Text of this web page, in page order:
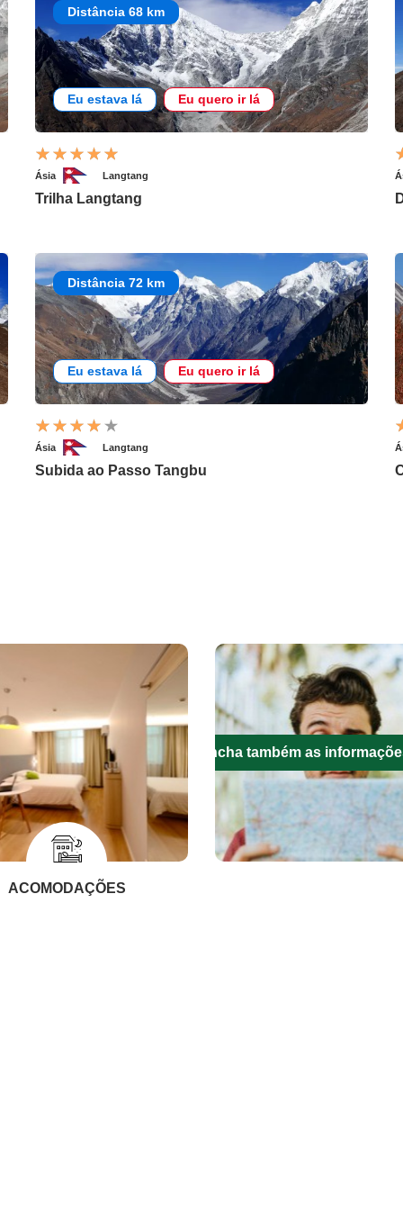
Distância 68 km
Eu estava lá Eu quero ir lá
Ásia Langtang
Trilha Langtang
Distância 72 km
Eu estava lá Eu quero ir lá
Ásia Langtang
Subida ao Passo Tangbu
ACOMODAÇÕES
Preencha também as